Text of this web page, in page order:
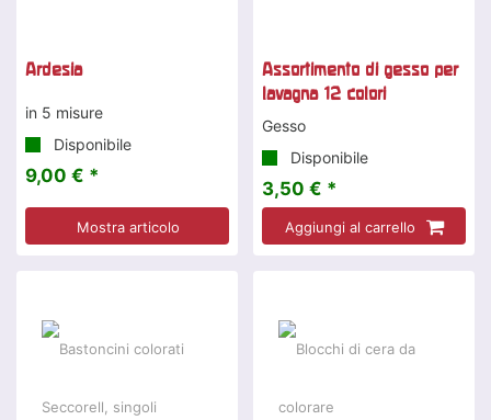
Ardesia
in 5 misure
Disponibile
9,00 € *
Mostra articolo
Assortimento di gesso per
lavagna 12 colori
Gesso
Disponibile
3,50 € *
Aggiungi al carrello